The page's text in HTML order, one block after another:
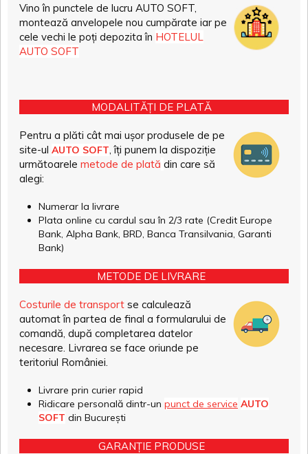
Vino în punctele de lucru AUTO SOFT,
montează anvelopele nou cumpărate iar pe
cele vechi le poți depozita în HOTELUL
AUTO SOFT
MODALITĂȚI DE PLATĂ
Pentru a plăti cât mai ușor produsele de pe
site-ul AUTO SOFT, îți punem la dispoziție
următoarele metode de plată din care să
alegi:
Numerar la livrare
Plata online cu cardul sau în 2/3 rate (Credit Europe
Bank, Alpha Bank, BRD, Banca Transilvania, Garanti
Bank)
METODE DE LIVRARE
Costurile de transport se calculează
automat în partea de final a formularului de
comandă, după completarea datelor
necesare. Livrarea se face oriunde pe
teritoriul României.
Livrare prin curier rapid
Ridicare personală dintr-un punct de service AUTO
SOFT din București
GARANȚIE PRODUSE